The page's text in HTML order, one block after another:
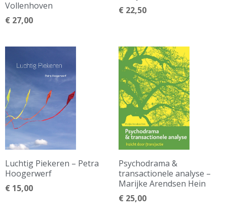
Vollenhoven
€ 27,00
€ 22,50
Luchtig Piekeren – Petra
Hoogerwerf
€ 15,00
Psychodrama &
transactionele analyse –
Marijke Arendsen Hein
€ 25,00